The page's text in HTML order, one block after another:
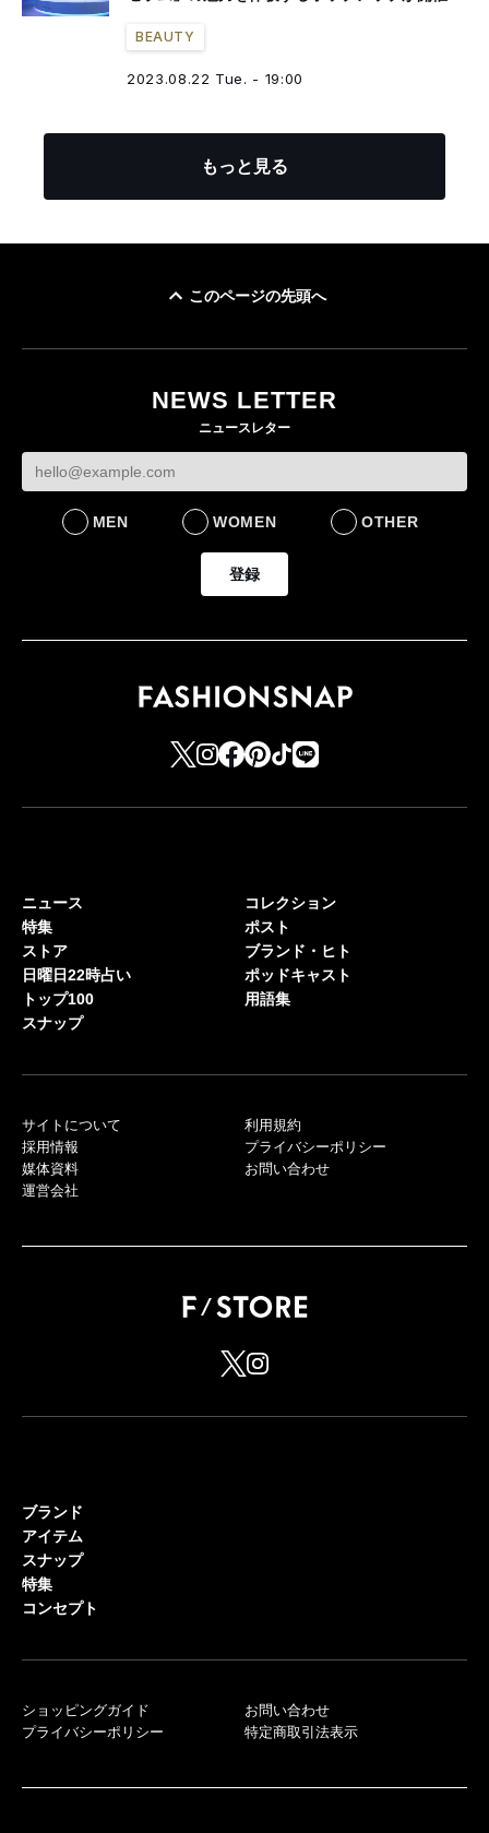
BEAUTY
2023.08.22 Tue. - 19:00
もっと見る
このページの先頭へ
NEWS LETTER
ニュースレター
MEN WOMEN OTHER
登録
ニュース
特集
ストア
日曜日22時占い
トップ100
スナップ
コレクション
ポスト
ブランド・ヒト
ポッドキャスト
用語集
サイトについて
採用情報
媒体資料
運営会社
利用規約
プライバシーポリシー
お問い合わせ
ブランド
アイテム
スナップ
特集
コンセプト
ショッピングガイド
プライバシーポリシー
お問い合わせ
特定商取引法表示